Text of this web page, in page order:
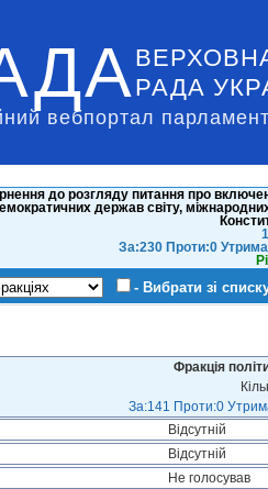
РАДА
вебпортал
до розгляду питання про
держав світу,
За:230 Проти:0
- Вибрати зі
Фракція
За:141 Проти:0
Відсутній
Відсутній
Не голосував